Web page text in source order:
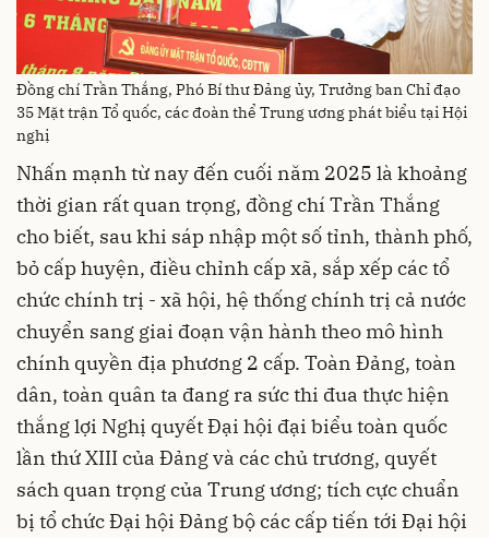
Đồng chí Trần Thắng, Phó Bí thư Đảng ủy, Trưởng ban Chỉ đạo
35 Mặt trận Tổ quốc, các đoàn thể Trung ương phát biểu tại Hội
nghị
Nhấn mạnh từ nay đến cuối năm 2025 là khoảng
thời gian rất quan trọng, đồng chí Trần Thắng
cho biết, sau khi sáp nhập một số tỉnh, thành phố,
bỏ cấp huyện, điều chỉnh cấp xã, sắp xếp các tổ
chức chính trị - xã hội, hệ thống chính trị cả nước
chuyển sang giai đoạn vận hành theo mô hình
chính quyền địa phương 2 cấp. Toàn Đảng, toàn
dân, toàn quân ta đang ra sức thi đua thực hiện
thắng lợi Nghị quyết Đại hội đại biểu toàn quốc
lần thứ XIII của Đảng và các chủ trương, quyết
sách quan trọng của Trung ương; tích cực chuẩn
bị tổ chức Đại hội Đảng bộ các cấp tiến tới Đại hội